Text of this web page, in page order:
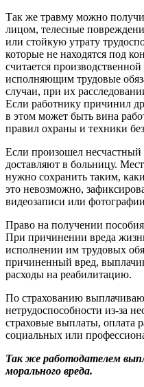
Так же травму можно
лицом, телесные
или стойкую утрату
которые не находятся под
считается
исполняющим трудовые
случаи, при их
Если работнику причинил
в этом может быть вина
правил охраны и техники
Если произошел несчастный
доставляют в больницу.
нужно сохранить таким,
это невозможно,
видеозаписи или
Право на получении
При причинении вреда
исполнении им трудовых
причиненный вред,
расходы на реабилитацию.
По страхованию
нетрудоспособности из-за
страховые выплаты, оплата
социальных или
Так же работодателем
морального вреда.